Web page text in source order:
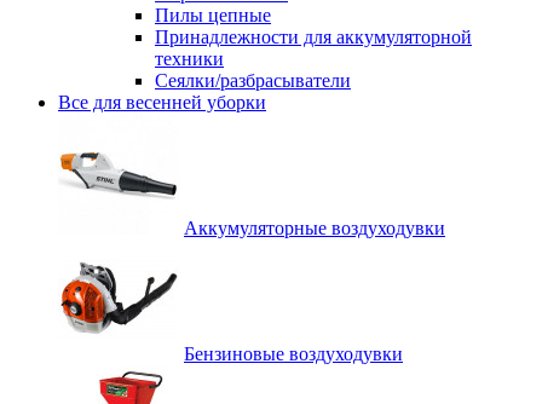
Пилы цепные
Принадлежности для аккумуляторной
техники
Сеялки/разбрасыватели
Все для весенней уборки
Аккумуляторные воздуходувки
Бензиновые воздуходувки